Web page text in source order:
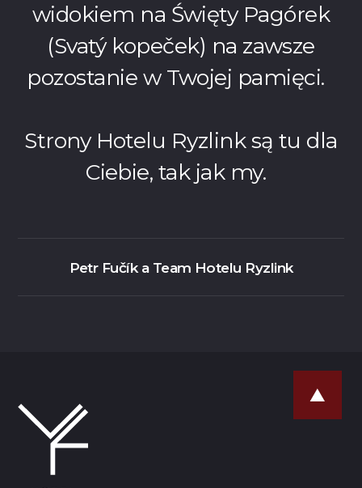
widokiem na Święty Pagórek
(Svatý kopeček) na zawsze
pozostanie w Twojej pamięci.
Strony Hotelu Ryzlink są tu dla
Ciebie, tak jak my.
Petr Fučík a Team Hotelu Ryzlink